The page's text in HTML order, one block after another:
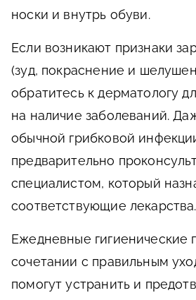
носки и внутрь обуви.
Если возникают признаки
(зуд, покраснение и
обратитесь к дерматологу
на наличие заболеваний.
обычной грибковой
предварительно
специалистом, который
соответствующие лекарства.
Ежедневные гигиенические
сочетании с правильным
помогут устранить и